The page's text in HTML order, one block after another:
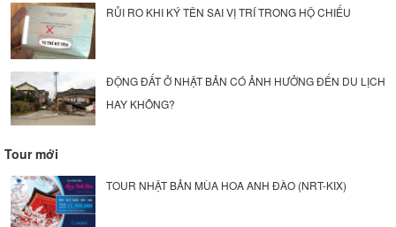
RỦI RO KHI KÝ TÊN SAI VỊ TRÍ TRONG HỘ CHIẾU
ĐỘNG ĐẤT Ở NHẬT BẢN CÓ ẢNH HƯỞNG ĐẾN DU LỊCH
HAY KHÔNG?
Tour mới
TOUR NHẬT BẢN MÙA HOA ANH ĐÀO (NRT-KIX)